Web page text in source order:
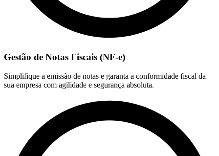
Gestão de Notas Fiscais (NF-e)
Simplifique a emissão de notas e garanta a conformidade fiscal da
sua empresa com agilidade e segurança absoluta.